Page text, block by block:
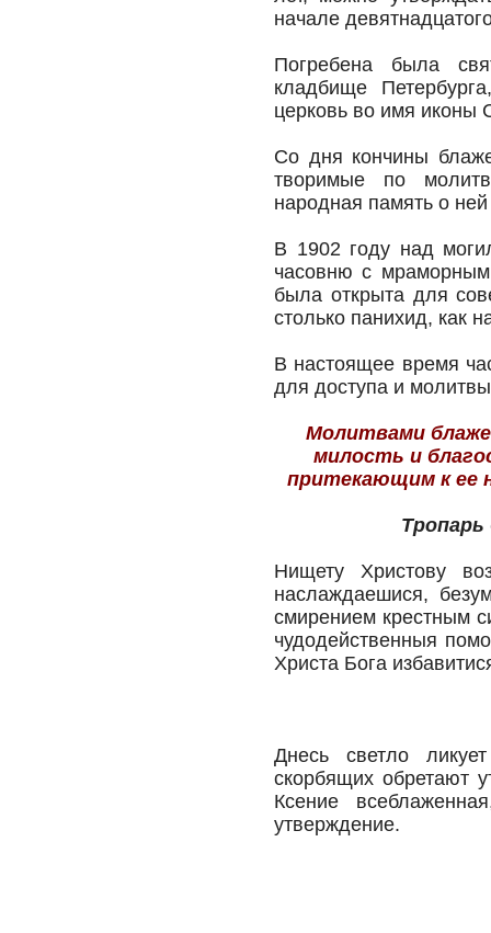
начале
Погребена была
кладбище
церковь во имя иконы
Со дня кончины
творимые по
народная память о ней
В 1902 году над
часовню с
была открыта для
столько панихид, как
В настоящее время
для доступа и
Молитвами
милость и
притекающим к ее
Тропарь
Нищету Христову
наслаждаешися,
смирением крестным
чудодейственныя
Христа Бога
Днесь светло
скорбящих обретают
Ксение
утверждение.